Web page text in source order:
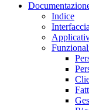
Indice
Interfaccia